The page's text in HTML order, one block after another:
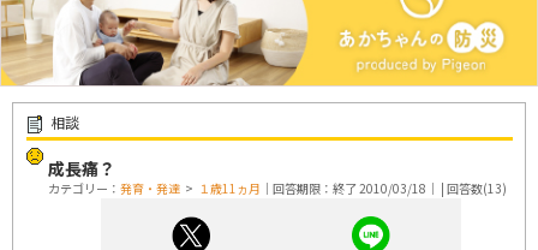
相談
成長痛？
カテゴリー： 発育・発達 > １歳11ヵ月 ｜回答期限：終了 2010/03/18｜ | 回答数(13)